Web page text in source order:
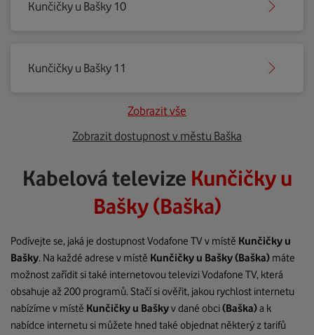
Kunčičky u Bašky 10
Kunčičky u Bašky 11
Zobrazit vše
Zobrazit dostupnost v městu Baška
Kabelová televize Kunčičky u
Bašky (Baška)
Podívejte se, jaká je dostupnost Vodafone TV v místě Kunčičky u
Bašky. Na každé adrese v místě Kunčičky u Bašky(Baška) máte
možnost zařídit si také internetovou televizi Vodafone TV, která
obsahuje až 200 programů. Stačí si ověřit, jakou rychlost internetu
nabízíme v místě Kunčičky u Baškyv dané obci(Baška)a k
nabídce internetu si můžete hned také objednat některý z tarifů